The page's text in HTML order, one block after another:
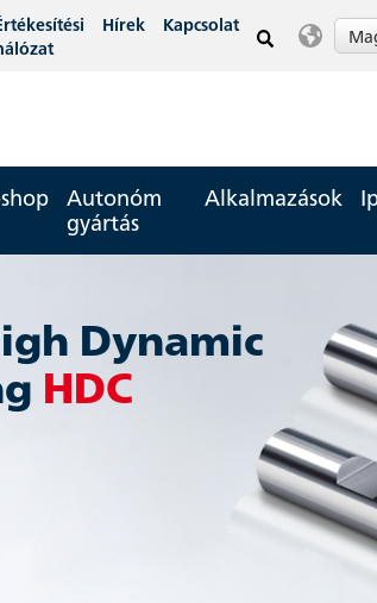
Hírek Kapcsolat
Autonóm
gyártás
Alkalmazások
Dynamic
HDC